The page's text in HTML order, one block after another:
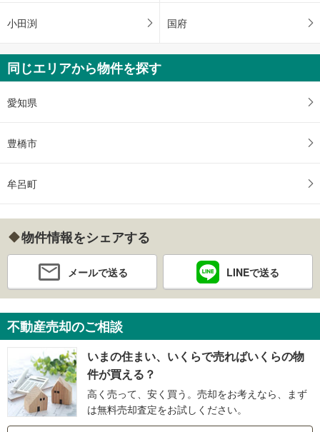
小田渕 国府
同じエリアから物件を探す
愛知県
豊橋市
牟呂町
物件情報をシェアする
メールで送る LINEで送る
不動産売却のご相談
いまの住まい、いくらで売ればいくらの物
件が買える？
高く売って、安く買う。売却をお考えなら、まず
は無料売却査定をお試しください。